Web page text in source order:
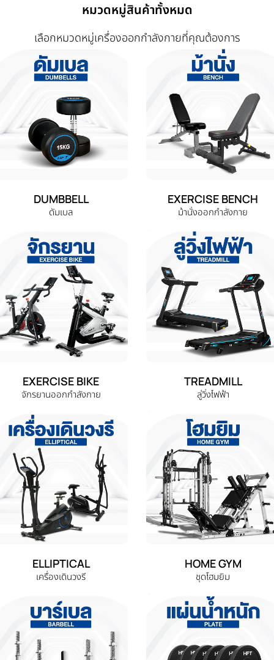
หมวดหมู่สินค้าทั้งหมด
เลือกหมวดหมู่เครื่องออกกำลังกายที่คุณต้องการ
DUMBBELL
ดัมเบล
EXERCISE BENCH
ม้านั่งออกกำลังกาย
EXERCISE BIKE
จักรยานออกกำลังกาย
TREADMILL
ลู่วิ่งไฟฟ้า
ELLIPTICAL
เครื่องเดินวงรี
HOME GYM
ชุดโฮมยิม